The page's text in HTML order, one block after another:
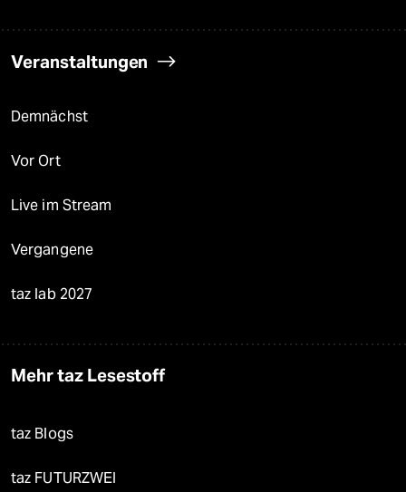
Veranstaltungen
Demnächst
Vor Ort
Live im Stream
Vergangene
taz lab 2027
Mehr taz Lesestoff
taz Blogs
taz FUTURZWEI